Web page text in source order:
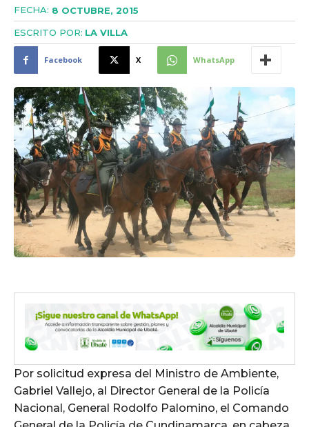
FECHA: 8 OCTUBRE, 2015
ESCRITO POR: LA VILLA
Facebook X WhatsApp
Por solicitud expresa del Ministro de Ambiente,
Gabriel Vallejo, al Director General de la Policía
Nacional, General Rodolfo Palomino, el Comando